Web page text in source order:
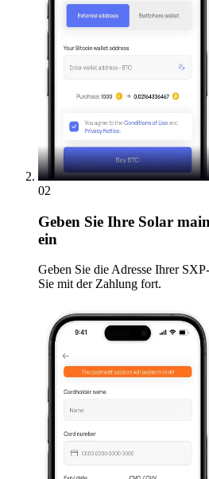
02
Geben Sie Ihre Solar
ein
Geben Sie die Adresse Ihrer
Sie mit der Zahlung fort.